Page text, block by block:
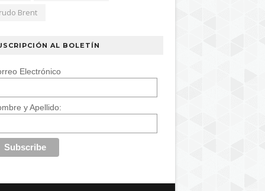
Brent
AL BOLETÍN
Electrónico
y Apellido: